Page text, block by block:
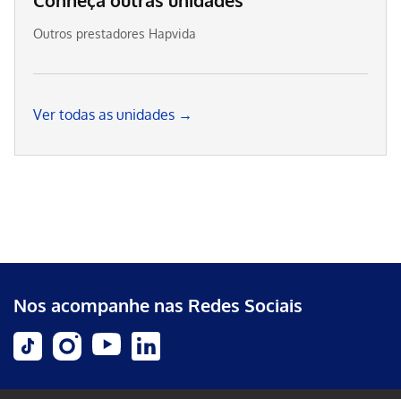
Outros prestadores Hapvida
Ver todas as unidades →
Nos acompanhe nas Redes Sociais